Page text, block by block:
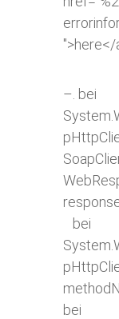
–. bei
bei
bei